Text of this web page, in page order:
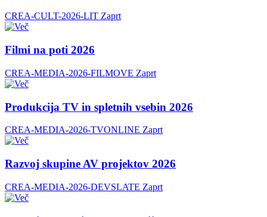
CREA-CULT-2026-LIT Zaprt
Filmi na poti 2026
CREA-MEDIA-2026-FILMOVE Zaprt
Produkcija TV in spletnih vsebin 2026
CREA-MEDIA-2026-TVONLINE Zaprt
Razvoj skupine AV projektov 2026
CREA-MEDIA-2026-DEVSLATE Zaprt